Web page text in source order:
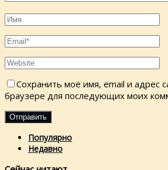
Сохранить моё имя, email и адрес
браузере для последующих моих
Популярно
Недавно